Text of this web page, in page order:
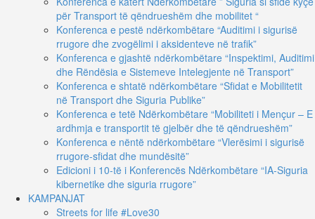
për Transport të qëndrueshëm dhe mobilitet “
Konferenca e pestë ndërkombëtare “Auditimi i sigurisë
rrugore dhe zvogëlimi i aksidenteve në trafik”
Konferenca e gjashtë ndërkombëtare “Inspektimi, Auditimi
dhe Rëndësia e Sistemeve Intelegjente në Transport”
Konferenca e shtatë ndërkombëtare “Sfidat e Mobilitetit
në Transport dhe Siguria Publike”
Konferenca e tetë Ndërkombëtare “Mobiliteti i Mençur – E
ardhmja e transportit të gjelbër dhe të qëndrueshëm”
Konferenca e nëntë ndërkombëtare “Vlerësimi i sigurisë
rrugore-sfidat dhe mundësitë”
Edicioni i 10-të i Konferencës Ndërkombëtare “IA-Siguria
kibernetike dhe siguria rrugore”
KAMPANJAT
Streets for life #Love30